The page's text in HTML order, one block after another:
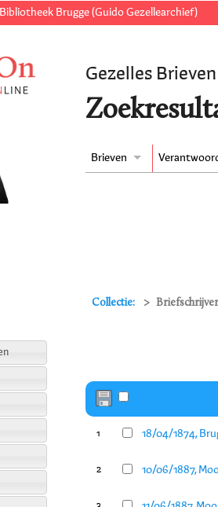
Brugge (Guido Gezellearchief)
Gezelles
Brieven
Collectie:
1 18/04/1874,
2 10/06/1887,